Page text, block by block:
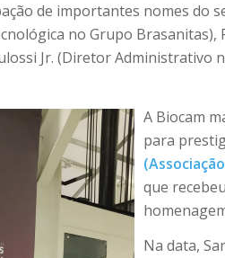
de importantes nomes do
no Grupo Brasanitas),
Jr. (Diretor Administrativo
A Biocam
para
que
Na data,